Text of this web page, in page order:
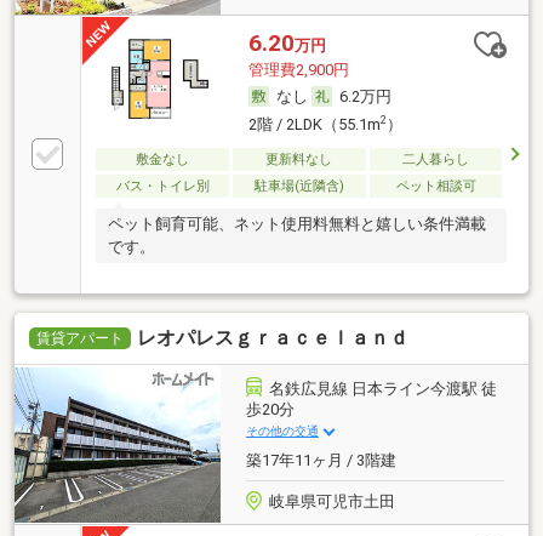
6.20万円
管理費2,900円
なし
6.2万円
2階 / 2LDK（55.1m2）
敷金なし 更新料なし
二人暮らし
バス・トイレ別
駐車場(近隣含) ペット相談可
ペット飼育可能、ネット使用料無料と嬉しい条件満載
です。
賃貸アパート レオパレスｇｒａｃｅｌａｎｄ
名鉄広見線 日本ライン今渡駅 徒
歩20分
その他の交通
築17年11ヶ月 / 3階建
岐阜県可児市土田